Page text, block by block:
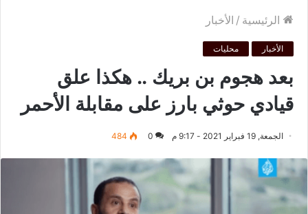
الرئيسية / الأخبار
الأخبار محليات
بعد هجوم بن بريك .. هكذا علق
قيادي حوثي بارز على مقابلة الأحمر
الجمعة, 19 فبراير 2021 - 9:17 م 0
484